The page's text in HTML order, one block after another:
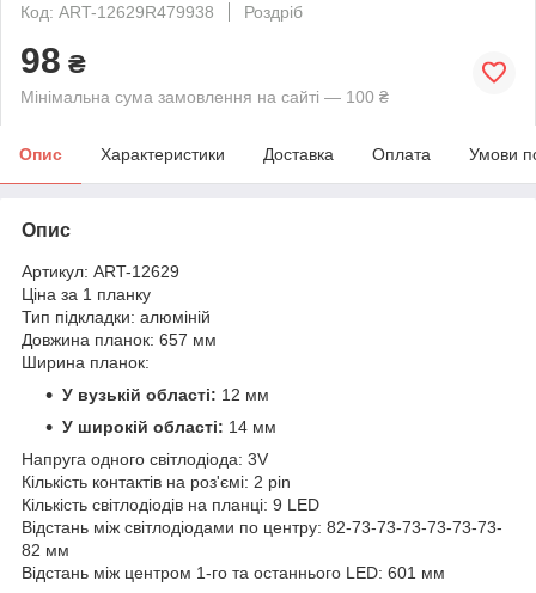
Код: ART-12629R479938
Роздріб
98 ₴
Мінімальна сума замовлення на сайті — 100 ₴
Опис Характеристики Доставка Оплата Умови
Опис
Артикул: ART-12629
Ціна за 1 планку
Тип підкладки: алюміній
Довжина планок: 657 мм
Ширина планок:
У вузькій області: 12 мм
У широкій області: 14 мм
Напруга одного світлодіода: 3V
Кількість контактів на роз'ємі: 2 pin
Кількість світлодіодів на планці: 9 LED
Відстань між світлодіодами по центру: 82-73-73-73-73-73-73-
82 мм
Відстань між центром 1-го та останнього LED: 601 мм